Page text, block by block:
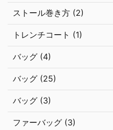
ストール巻き方 (2)
トレンチコート (1)
バッグ (4)
バッグ (25)
バッグ (3)
ファーバッグ (3)